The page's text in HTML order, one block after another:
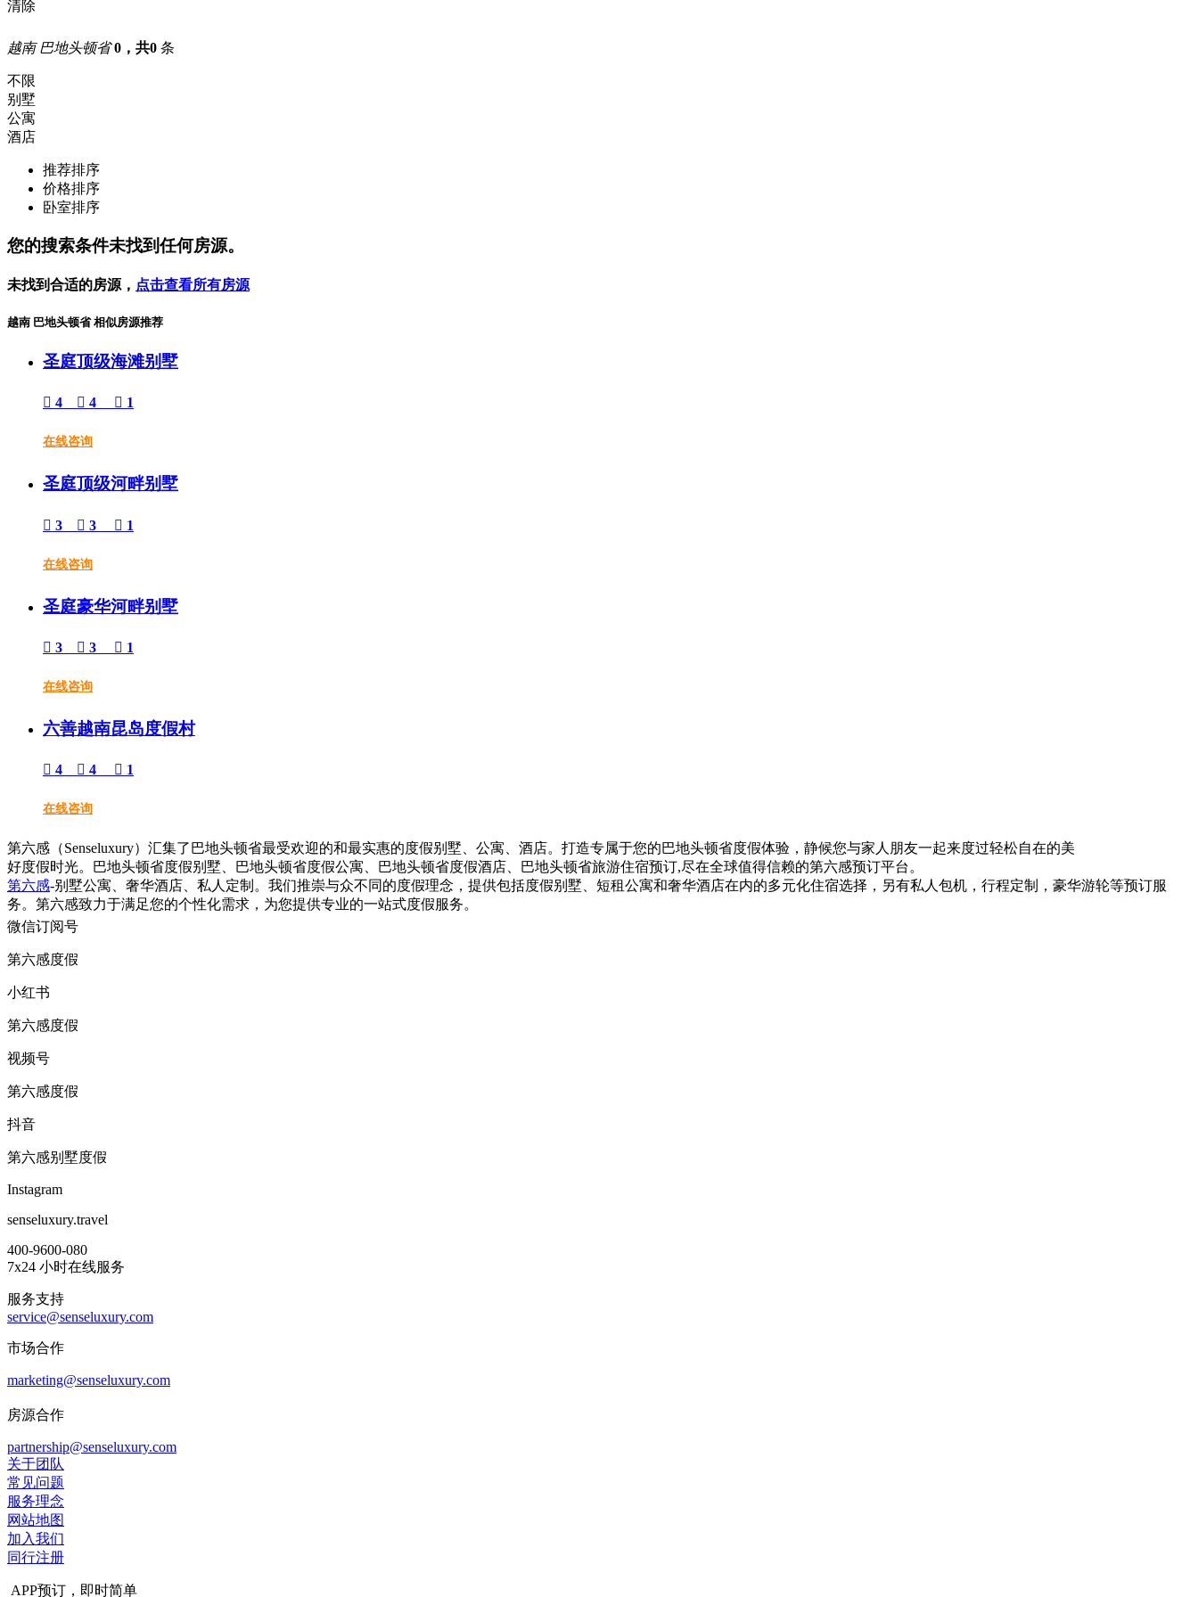
清除
越南 巴地头顿省 0，共0 条
不限
别墅
公寓
酒店
推荐排序
价格排序
卧室排序
您的搜索条件未找到任何房源。
未找到合适的房源， 点击查看所有房源
越南 巴地头顿省 相似房源推荐
圣庭顶级海滩别墅
 4  4  1
在线咨询
圣庭顶级河畔别墅
 3  3  1
在线咨询
圣庭豪华河畔别墅
 3  3  1
在线咨询
六善越南昆岛度假村
 4  4  1
在线咨询
第六感（Senseluxury）汇集了巴地头顿省最受欢迎的和最实惠的度假别墅、公寓、酒店。打造专属于您的巴地头顿省度假体验，静候您与家人朋友一起来度过轻松自在的美
好度假时光。巴地头顿省度假别墅、巴地头顿省度假公寓、巴地头顿省度假酒店、巴地头顿省旅游住宿预订,尽在全球值得信赖的第六感预订平台。
第六感-别墅公寓、奢华酒店、私人定制。我们推崇与众不同的度假理念，提供包括度假别墅、短租公寓和奢华酒店在内的多元化住宿选择，另有私人包机，行程定制，豪华游轮等预订服
务。第六感致力于满足您的个性化需求，为您提供专业的一站式度假服务。
微信订阅号
第六感度假
小红书
第六感度假
视频号
第六感度假
抖音
第六感别墅度假
Instagram
senseluxury.travel
400-9600-080
7x24 小时在线服务
服务支持
service@senseluxury.com
市场合作
marketing@senseluxury.com
房源合作
partnership@senseluxury.com
关于团队
常见问题
服务理念
网站地图
加入我们
同行注册
APP预订，即时简单